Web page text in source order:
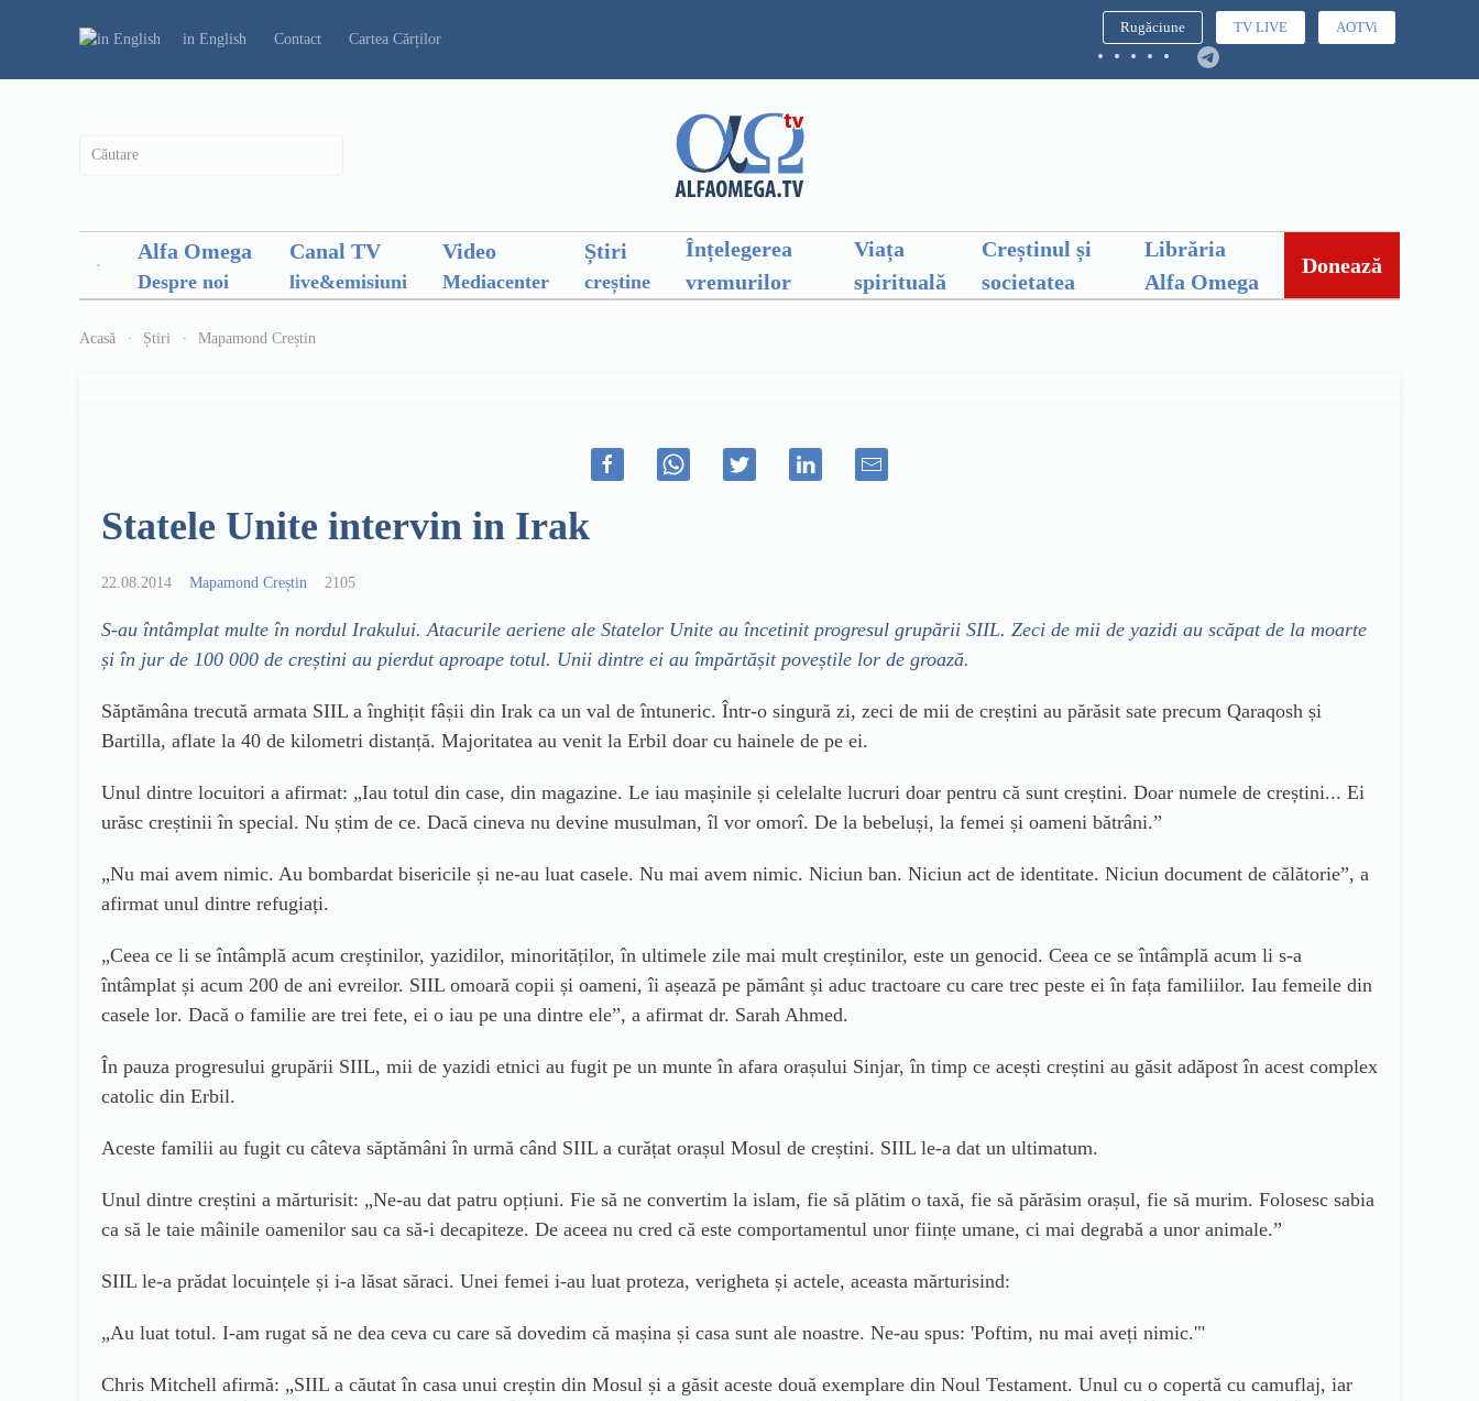
in English Contact Cartea Cărților
Rugăciune TV LIVE AOTVi
Alfa Omega
Despre noi
Canal TV
live&emisiuni
Video
Mediacenter
Știri
creștine
Înțelegerea
vremurilor
Viața
spirituală
Creștinul și
societatea
Librăria
Alfa Omega
Donează
Acasă Știri Mapamond Creștin
Statele Unite intervin in Irak
22.08.2014 Mapamond Creștin 2105
S-au întâmplatmulte în nordul Irakului. Atacurile aeriene ale Statelor Unite au încetinit progresul grupării SIIL. Zeci de mii de yazidi au scăpat de la moarte
și în jur de 100 000 de creștini au pierdut aproape totul. Unii dintre ei au împărtășit poveștile lor de groază.
Săptămâna trecută armata SIIL a înghițit fâșii din Irak ca un val de întuneric. Într-o singură zi, zeci de mii de creștini au părăsit sate precum Qaraqosh și
Bartilla, aflate la 40 de kilometri distanță. Majoritatea au venit la Erbil doar cu hainele de pe ei.
Unul dintre locuitori a afirmat: „Iau totul din case, din magazine. Le iau mașinile și celelalte lucruri doar pentru că sunt creștini. Doar numele de creștini... Ei
urăsc creștinii în special. Nu știm de ce. Dacă cineva nu devine musulman, îl vor omorî. De la bebeluși, la femei și oameni bătrâni.”
„Nu mai avem nimic. Au bombardat bisericile și ne-au luat casele. Nu mai avem nimic. Niciun ban. Niciun act de identitate. Niciun document de călătorie”, a
afirmat unul dintre refugiați.
„Ceea ce li se întâmplă acum creștinilor, yazidilor, minorităților, în ultimele zile mai mult creștinilor, este un genocid. Ceea ce se întâmplă acum li s-a
întâmplat și acum 200 de ani evreilor. SIIL omoară copii și oameni, îi așează pe pământ și aduc tractoare cu care trec peste ei în fața familiilor. Iau femeile din
casele lor. Dacă o familie are trei fete, ei o iau pe una dintre ele”, a afirmat dr. Sarah Ahmed.
În pauza progresului grupării SIIL, mii de yazidi etnici au fugit pe un munte în afara orașului Sinjar, în timp ce acești creștini au găsit adăpost în acest complex
catolic din Erbil.
Aceste familii au fugit cu câteva săptămâni în urmă când SIIL a curățat orașul Mosul de creștini. SIIL le-a dat un ultimatum.
Unul dintre creștini a mărturisit: „Ne-au dat patru opțiuni. Fie să ne convertim la islam, fie să plătim o taxă, fie să părăsim orașul, fie să murim. Folosesc sabia
ca să le taie mâinile oamenilor sau ca să-i decapiteze. De aceea nu cred că este comportamentul unor ființe umane, ci mai degrabă a unor animale.”
SIIL le-a prădat locuințele și i-a lăsat săraci. Unei femei i-au luat proteza, verigheta și actele, aceasta mărturisind:
„Au luat totul. I-am rugat să ne dea ceva cu care să dovedim că mașina și casa sunt ale noastre. Ne-au spus: 'Poftim, nu mai aveți nimic.'"
Chris Mitchell afirmă: „SIIL a căutat în casa unui creștin din Mosul și a găsit aceste două exemplare din Noul Testament. Unul cu o copertă cu camuflaj, iar